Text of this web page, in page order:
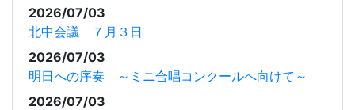
2026/07/03
北中会議 ７月３日
2026/07/03
明日への序奏 ～ミニ合唱コンクールへ向けて～
2026/07/03